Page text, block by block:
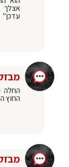
אצלך
עדכן"
החלה
החוץ